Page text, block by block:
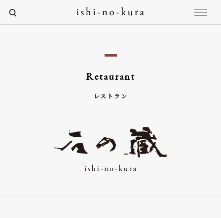
Retaurant
レストラン